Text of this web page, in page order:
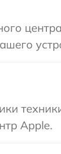
Apple.